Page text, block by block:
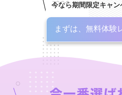
今なら期間限定キャン
まずは、無料体験